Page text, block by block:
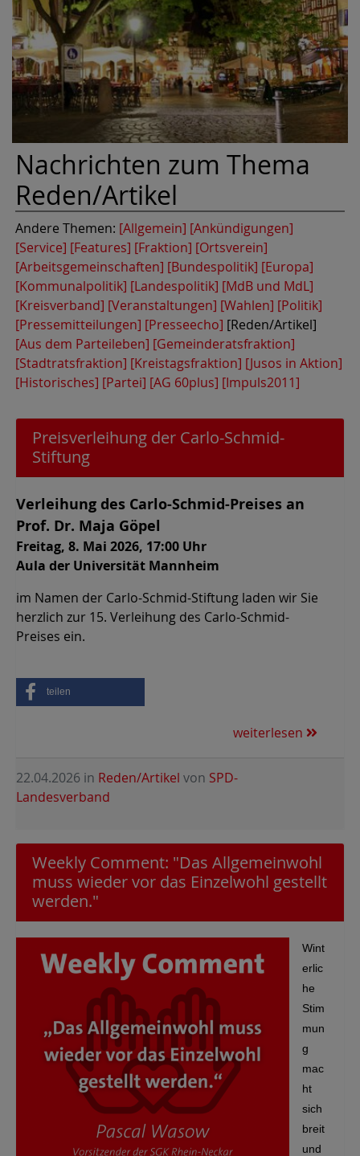
Nachrichten zum Thema
Reden/Artikel
Andere Themen: [Allgemein] [Ankündigungen]
[Service] [Features] [Fraktion] [Ortsverein]
[Arbeitsgemeinschaften] [Bundespolitik] [Europa]
[Kommunalpolitik] [Landespolitik] [MdB und MdL]
[Kreisverband] [Veranstaltungen] [Wahlen] [Politik]
[Pressemitteilungen] [Presseecho] [Reden/Artikel]
[Aus dem Parteileben] [Gemeinderatsfraktion]
[Stadtratsfraktion] [Kreistagsfraktion] [Jusos in Aktion]
[Historisches] [Partei] [AG 60plus] [Impuls2011]
Preisverleihung der Carlo-Schmid-
Stiftung
Verleihung des Carlo-Schmid-Preises an
Prof. Dr. Maja Göpel
Freitag, 8. Mai 2026, 17:00 Uhr
Aula der Universität Mannheim
im Namen der Carlo-Schmid-Stiftung laden wir Sie
herzlich zur 15. Verleihung des Carlo-Schmid-
Preises ein.
teilen
weiterlesen
22.04.2026 in Reden/Artikel von SPD-
Landesverband
Weekly Comment: "Das Allgemeinwohl
muss wieder vor das Einzelwohl gestellt
werden."
Wint
erlic
he
Stim
mun
g
mac
ht
sich
breit
und